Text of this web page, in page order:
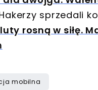
sprzedali
rosną w siłę.
mobilna